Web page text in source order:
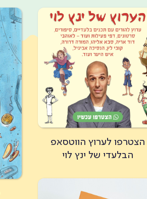
הצטרפו לערוץ הווטסאפ
הבלעדי של ינץ לוי